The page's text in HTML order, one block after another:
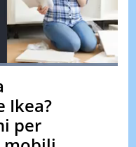
& TV
QUIZ
&
TEST
:100.00%
Ikea?
per